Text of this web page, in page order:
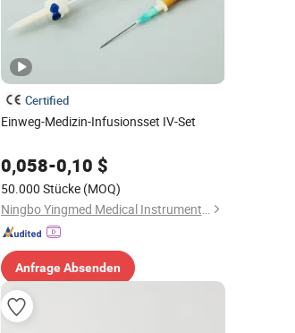
Certified
Einweg-Medizin-Infusionsset IV-Set
0,058-0,10 $
50.000 Stücke (MOQ)
Ningbo Yingmed Medical Instruments Co., Ltd.
Anfrage Absenden